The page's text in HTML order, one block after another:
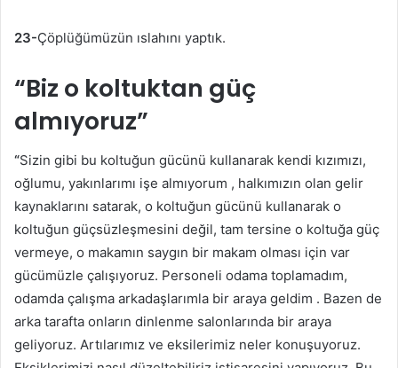
23-Çöplüğümüzün ıslahını yaptık.
“Biz o koltuktan güç
almıyoruz”
“Sizin gibi bu koltuğun gücünü kullanarak kendi kızımızı,
oğlumu, yakınlarımı işe almıyorum , halkımızın olan gelir
kaynaklarını satarak, o koltuğun gücünü kullanarak o
koltuğun güçsüzleşmesini değil, tam tersine o koltuğa güç
vermeye, o makamın saygın bir makam olması için var
gücümüzle çalışıyoruz. Personeli odama toplamadım,
odamda çalışma arkadaşlarımla bir araya geldim . Bazen de
arka tarafta onların dinlenme salonlarında bir araya
geliyoruz. Artılarımız ve eksilerimiz neler konuşuyoruz.